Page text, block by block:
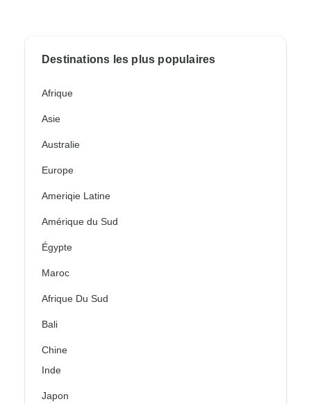
Destinations les plus populaires
Afrique
Asie
Australie
Europe
Ameriqie Latine
Amérique du Sud
Égypte
Maroc
Afrique Du Sud
Bali
Chine
Inde
Japon